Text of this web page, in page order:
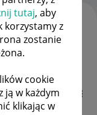
tutaj, aby
korzystamy z
zostanie
cookie
ją w każdym
klikając w